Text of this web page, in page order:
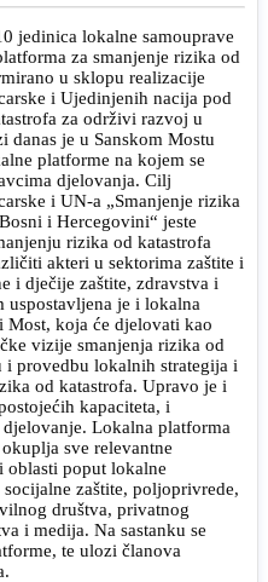
jedinica lokalne samouprave
za smanjenje rizika od
u sklopu realizacije
i Ujedinjenih nacija pod
za održivi razvoj u
danas je u Sanskom Mostu
platforme na kojem se
djelovanja. Cilj
i UN-a „Smanjenje rizika
i Hercegovini“ jeste
rizika od katastrofa
akteri u sektorima zaštite i
i dječije zaštite, zdravstva i
je i lokalna
Most, koja će djelovati kao
vizije smanjenja rizika od
i provedbu lokalnih strategija i
od katastrofa. Upravo je i
kapaciteta, i
Lokalna platforma
sve relevantne
oblasti poput lokalne
zaštite, poljoprivrede,
društva, privatnog
i medija. Na sastanku se
te ulozi članova